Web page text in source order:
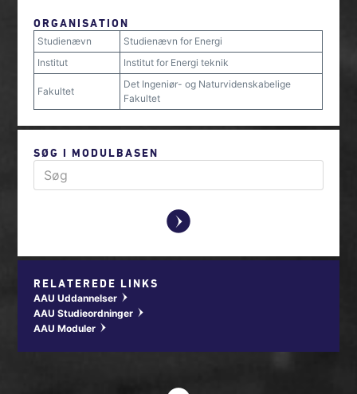
ORGANISATION
Studienævn
Studienævn for Energi
Institut
Institut for Energi teknik
Fakultet
Det Ingeniør- og Naturvidenskabelige
Fakultet
SØG I MODULBASEN
y
RELATEREDE LINKS
AAU Uddannelser w
AAU Studieordninger w
AAU Moduler w